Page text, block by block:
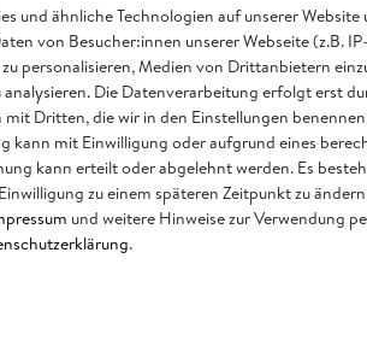
und ähnliche Technologien auf unserer
von Besucher:innen unserer Webseite (z.B.
personalisieren, Medien von Drittanbietern
analysieren. Die Datenverarbeitung erfolgt erst
mit Dritten, die wir in den Einstellungen
kann mit Einwilligung oder aufgrund eines
kann erteilt oder abgelehnt werden. Es
zu einem späteren Zeitpunkt zu
und weitere Hinweise zur Verwendung
.